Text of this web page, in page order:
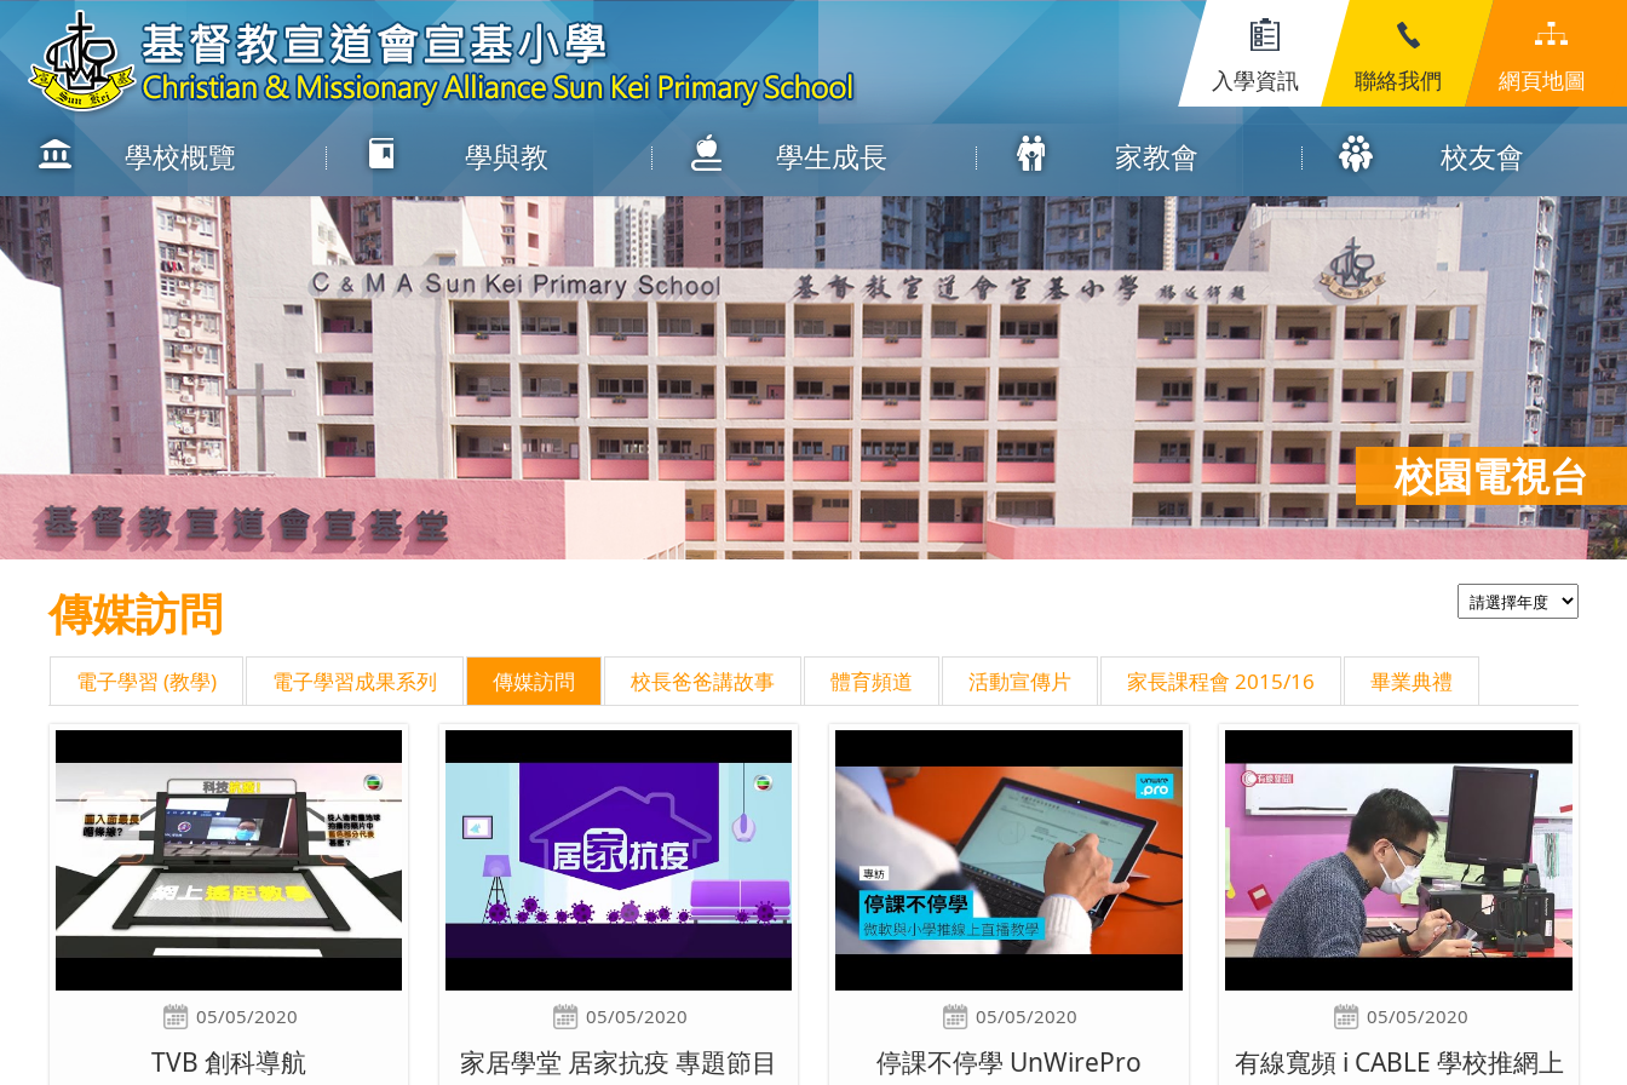
入學資訊 聯絡我們 網頁地圖
學校概覽 學與教 學生成長 家教會 校友會
校園電視台
傳媒訪問
電子學習 (教學) 電子學習成果系列 傳媒訪問 校長爸爸講故事 體育頻道 活動宣傳片 家長課程會 2015/16 畢業典禮
05/05/2020
TVB 創科導航
05/05/2020
家居學堂 居家抗疫 專題節目
05/05/2020
停課不停學 UnWirePro
05/05/2020
有線寬頻 i CABLE 學校推網上